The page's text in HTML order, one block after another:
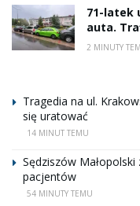
71-latek
auta.
2 MINUTY
Tragedia na ul.
się uratować
14 MINUT TEMU
Sędziszów
pacjentów
54 MINUTY TEMU